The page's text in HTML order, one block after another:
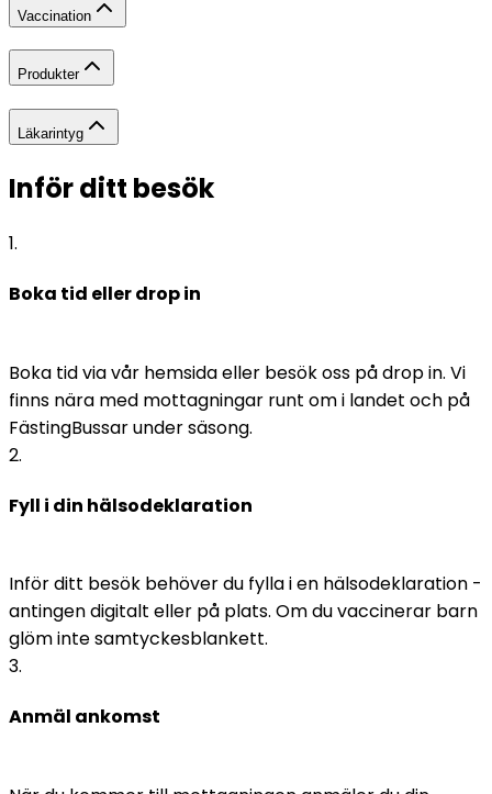
Vaccination
Produkter
Läkarintyg
Inför ditt besök
1.
Boka tid eller drop in
Boka tid via vår hemsida eller besök oss på drop in. Vi
finns nära med mottagningar runt om i landet och på
FästingBussar under säsong.
2.
Fyll i din hälsodeklaration
Inför ditt besök behöver du fylla i en hälsodeklaration -
antingen digitalt eller på plats. Om du vaccinerar barn
glöm inte samtyckesblankett.
3.
Anmäl ankomst